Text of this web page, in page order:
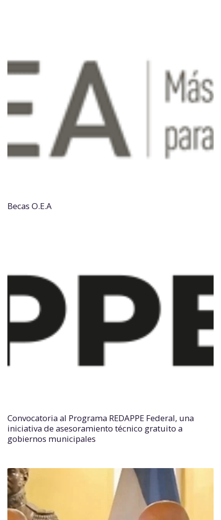
Becas O.E.A
Convocatoria al Programa REDAPPE Federal, una
iniciativa de asesoramiento técnico gratuito a
gobiernos municipales